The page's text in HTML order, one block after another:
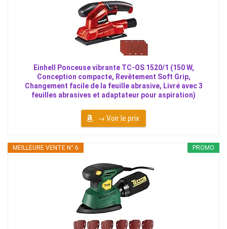
Einhell Ponceuse vibrante TC-OS 1520/1 (150 W,
Conception compacte, Revêtement Soft Grip,
Changement facile de la feuille abrasive, Livré avec 3
feuilles abrasives et adaptateur pour aspiration)
→ Voir le prix
PROMO
MEILLEURE VENTE N° 6